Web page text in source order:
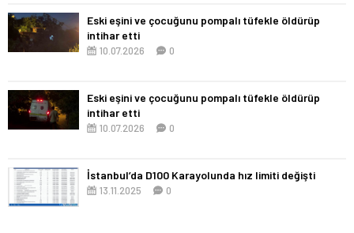
Eski eşini ve çocuğunu pompalı tüfekle öldürüp
intihar etti
10.07.2026 0
Eski eşini ve çocuğunu pompalı tüfekle öldürüp
intihar etti
10.07.2026 0
İstanbul’da D100 Karayolunda hız limiti değişti
13.11.2025 0